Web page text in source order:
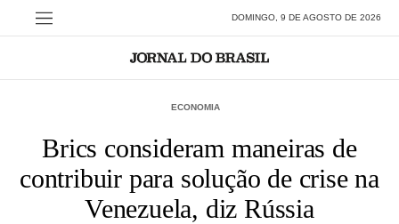
DOMINGO, 9 DE AGOSTO DE 2026
ECONOMIA
Brics consideram maneiras de
contribuir para solução de crise na
Venezuela, diz Rússia